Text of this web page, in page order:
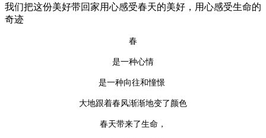
我们把这份美好带回家用心感受春天的美好，用心感受生命的
奇迹
春
是一种心情
是一种向往和憧憬
大地跟着春风渐渐地变了颜色
春天带来了生命，